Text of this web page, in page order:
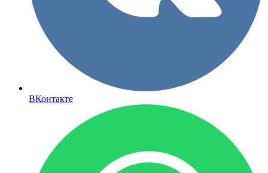
ВКонтакте